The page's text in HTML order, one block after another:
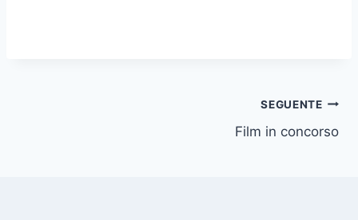
SEGUENTE
Film in concorso